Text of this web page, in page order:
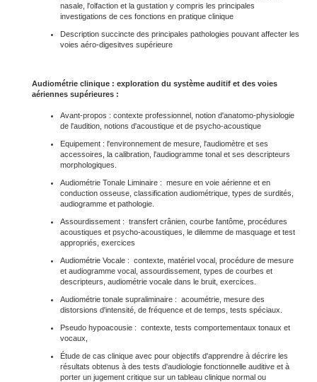
nasale, l'olfaction et la gustation y compris les principales
investigations de ces fonctions en pratique clinique
Description succincte des principales pathologies pouvant affecter les
voies aéro-digesitves supérieure
Audiométrie clinique : exploration du système auditif et des voies
aériennes supérieures :
Avant-propos : contexte professionnel, notion d'anatomo-physiologie
de l'audition, notions d'acoustique et de psycho-acoustique
Equipement : l'environnement de mesure, l'audiomètre et ses
accessoires, la calibration, l'audiogramme tonal et ses descripteurs
morphologiques.
Audiométrie Tonale Liminaire : mesure en voie aérienne et en
conduction osseuse, classification audiométrique, types de surdités,
audiogramme et pathologie.
Assourdissement : transfert crânien, courbe fantôme, procédures
acoustiques et psycho-acoustiques, le dilemme de masquage et test
appropriés, exercices
Audiométrie Vocale : contexte, matériel vocal, procédure de mesure
et audiogramme vocal, assourdissement, types de courbes et
descripteurs, audiométrie vocale dans le bruit, exercices.
Audiométrie tonale supraliminaire : acoumétrie, mesure des
distorsions d'intensité, de fréquence et de temps, tests spéciaux.
Pseudo hypoacousie : contexte, tests comportementaux tonaux et
vocaux,
Étude de cas clinique avec pour objectifs d'apprendre à décrire les
résultats obtenus à des tests d'audiologie fonctionnelle auditive et à
porter un jugement critique sur un tableau clinique normal ou